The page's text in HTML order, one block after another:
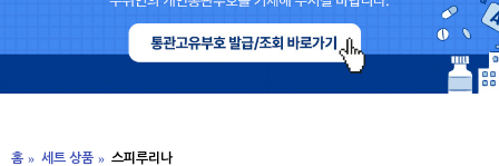
홈 세트 상품 스피루리나